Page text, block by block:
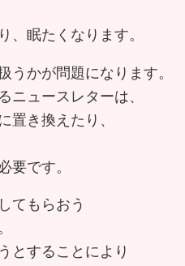
、眠たくなります。
うかが問題になります。
ニュースレターは、
置き換えたり、
要です。
てもらおう
とすることにより